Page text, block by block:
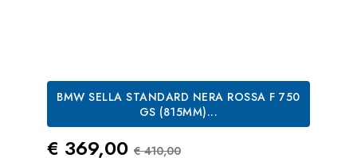
BMW SELLA STANDARD NERA ROSSA F 750
GS (815MM)...
Prezzo
€ 369,00 Prezzo Standard
€ 410,00